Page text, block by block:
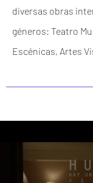
diversas obras
géneros: Teatro
Escénicas, Artes